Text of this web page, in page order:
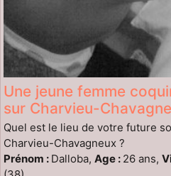
Une jeune femme
sur Charvieu-
Quel est le lieu de votre future
Charvieu-Chavagneux ?
Prénom : Dalloba, Age : 26 ans,